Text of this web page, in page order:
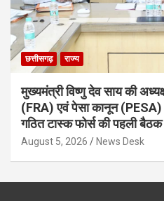
छत्तीसगढ़ राज्य
मुख्यमंत्री विष्णु देव साय की
(FRA) एवं पेसा कानून (PESA)
गठित टास्क फोर्स की पहली
August 5, 2026 News Desk